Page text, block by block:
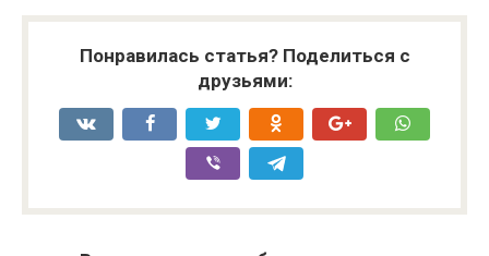
Понравилась статья? Поделиться с
друзьями: